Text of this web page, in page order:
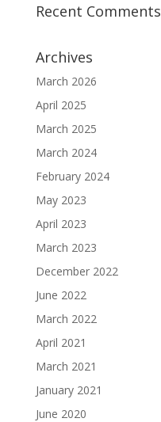
Recent Comments
Archives
March 2026
April 2025
March 2025
March 2024
February 2024
May 2023
April 2023
March 2023
December 2022
June 2022
March 2022
April 2021
March 2021
January 2021
June 2020